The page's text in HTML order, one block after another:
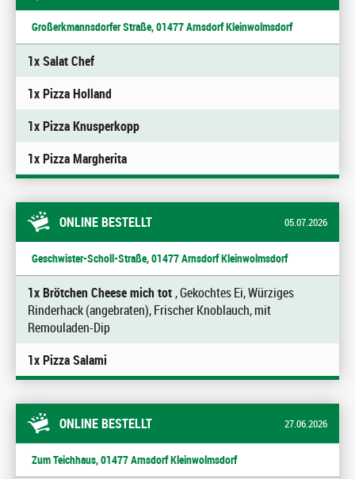
Großerkmannsdorfer Straße, 01477 Arnsdorf Kleinwolmsdorf
1x Salat Chef
1x Pizza Holland
1x Pizza Knusperkopp
1x Pizza Margherita
ONLINE BESTELLT 05.07.2026
Geschwister-Scholl-Straße, 01477 Arnsdorf Kleinwolmsdorf
1x Brötchen Cheese mich tot, Gekochtes Ei, Würziges
Rinderhack (angebraten), Frischer Knoblauch, mit
Remouladen-Dip
1x Pizza Salami
ONLINE BESTELLT 27.06.2026
Zum Teichhaus, 01477 Arnsdorf Kleinwolmsdorf